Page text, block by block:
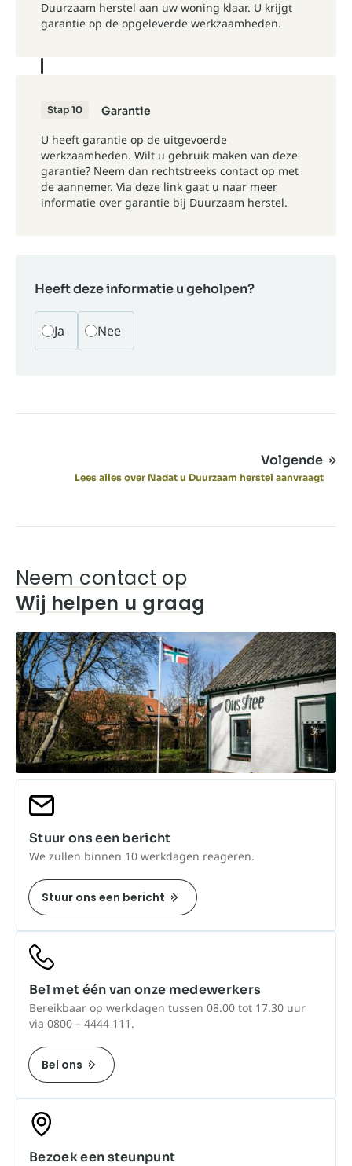
Duurzaam herstel aan uw woning klaar. U krijgt
garantie op de opgeleverde werkzaamheden.
Stap 10 Garantie
U heeft garantie op de uitgevoerde
werkzaamheden. Wilt u gebruik maken van deze
garantie? Neem dan rechtstreeks contact op met
de aannemer. Via deze link gaat u naar meer
informatie over garantie bij Duurzaam herstel.
Heeft deze informatie u geholpen?
Ja Nee
Volgende
Lees alles over Nadat u Duurzaam herstel aanvraagt
Neem contact op
Wij helpen u graag
Stuur ons een bericht
We zullen binnen 10 werkdagen reageren.
Stuur ons een bericht
Bel met één van onze medewerkers
Bereikbaar op werkdagen tussen 08.00 tot 17.30 uur
via 0800 – 4444 111.
Bel ons
Bezoek een steunpunt